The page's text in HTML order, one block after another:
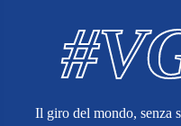
Il giro del mondo, senza